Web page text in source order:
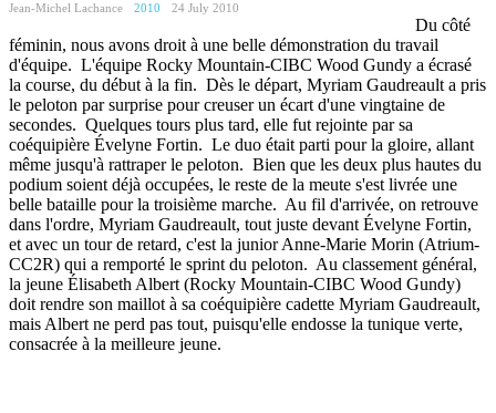
Jean-Michel Lachance 2010 24 July 2010
Du côté
féminin, nous avons droit à une belle démonstration du travail
d'équipe. L'équipe Rocky Mountain-CIBC Wood Gundy a écrasé
la course, du début à la fin. Dès le départ, Myriam Gaudreault a pris
le peloton par surprise pour creuser un écart d'une vingtaine de
secondes. Quelques tours plus tard, elle fut rejointe par sa
coéquipière Évelyne Fortin. Le duo était parti pour la gloire, allant
même jusqu'à rattraper le peloton. Bien que les deux plus hautes du
podium soient déjà occupées, le reste de la meute s'est livrée une
belle bataille pour la troisième marche. Au fil d'arrivée, on retrouve
dans l'ordre, Myriam Gaudreault, tout juste devant Évelyne Fortin,
et avec un tour de retard, c'est la junior Anne-Marie Morin (Atrium-
CC2R) qui a remporté le sprint du peloton. Au classement général,
la jeune Élisabeth Albert (Rocky Mountain-CIBC Wood Gundy)
doit rendre son maillot à sa coéquipière cadette Myriam Gaudreault,
mais Albert ne perd pas tout, puisqu'elle endosse la tunique verte,
consacrée à la meilleure jeune.